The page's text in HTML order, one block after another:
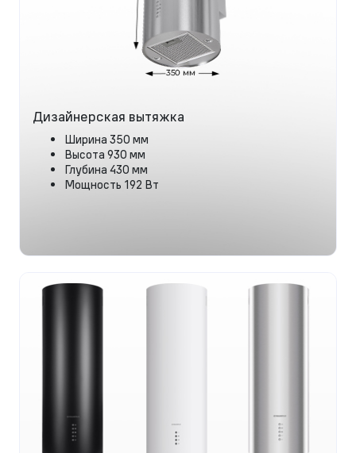
Дизайнерская вытяжка
Ширина 350 мм
Высота 930 мм
Глубина 430 мм
Мощность 192 Вт